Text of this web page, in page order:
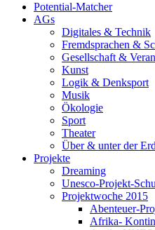
Potential-Matcher
AGs
Digitales & Technik
Fremdsprachen &
Gesellschaft &
Kunst
Logik & Denksport
Musik
Ökologie
Sport
Theater
Über & unter der
Projekte
Dreaming
Unesco-Projekt-
Projektwoche 2015
Abenteuer-
Afrika-